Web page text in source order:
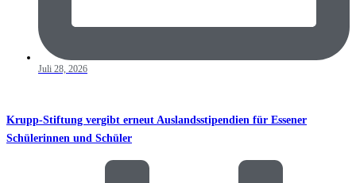
Juli 28, 2026
Krupp-Stiftung vergibt erneut Auslandsstipendien für Essener
Schülerinnen und Schüler